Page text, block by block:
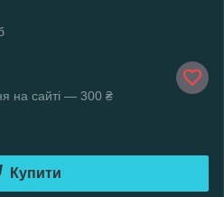
на сайті — 300 ₴
Купити